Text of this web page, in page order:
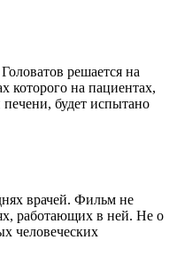
решается на
которого на пациентах,
будет испытано
врачей. Фильм не
работающих в ней. Не о
человеческих